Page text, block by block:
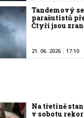
Tandemový
parašutistů
Čtyři jsou
21. 06. 2026 17:10
Na třetině
v sobotu